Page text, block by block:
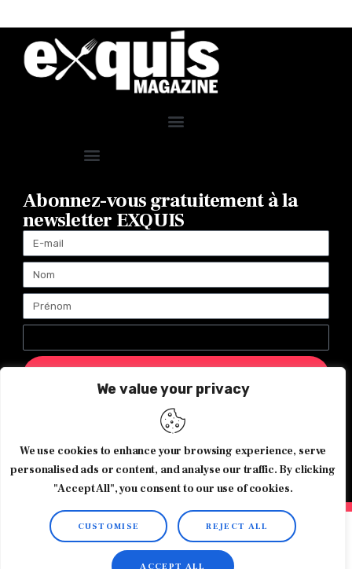
We value your privacy
We use cookies to enhance your browsing experience, serve
personalised ads or content, and analyse our traffic. By clicking
"Accept All", you consent to our use of cookies.
CUSTOMISE REJECT ALL
ACCEPT ALL
Abonnez-vous gratuitement à la
newsletter EXQUIS
Magazine Exquis© 2026 Tous droits réservés -Made with ♥️
byAgence de communication JOUR J